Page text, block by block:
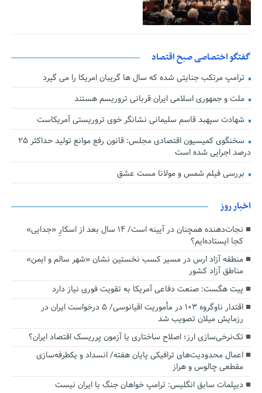
گفتگو اختصاصی صبح اقتصاد
ترامپ مرتکب جنایتی شده که سال ها گریبان امریکا را می گیرد
ملت و جمهوری اسلامی ایران قربانی تروریسم هستند
شهادت سپهبد قاسم سلیمانی نشانگر خوی تروریستی آمریکاست
سخنگوی کمیسیون اقتصادی مجلس: قانون رفع موانع تولید حداکثر ۲۵
درصد اجرایی شده است
بررسی فیلم شمس و مولانا مست عشق
اخبار روز
نجات‌دهنده‌ همچنان در آیینه است/ ۱۴ سال بعد از اسکارِ «جدایی»
کجا ایستاده‌ایم؟
منطقه آزاد ارس در مسیر کسب نخستین نشان «شهر سالم و ایمن»
مناطق آزاد کشور
پیت هگست: صنعت دفاعی آمریکا به تقویت فوری نیاز دارد
اقتدار ناوگروه ۱۰۳ در مأموریت‌ اقیانوسی/ ۵ درخواست ایران در
رزمایش میلان تصویب شد
تک‌نرخی‌سازی ارز؛ اصلاح ساختاری یا آزمون پرریسک اقتصاد ایران؟
اعمال محدودیت‌های ترافیکی پایان هفته/ انسداد و یکطرفه‌سازی
مقطعی چالوس و هراز
دیپلمات سابق انگلیس:‌ ترامپ خواهان جنگ با ایران نیست